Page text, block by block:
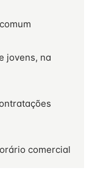
jovens, na
comercial